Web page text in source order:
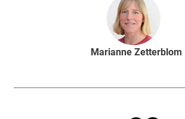
Marianne Zetterblom